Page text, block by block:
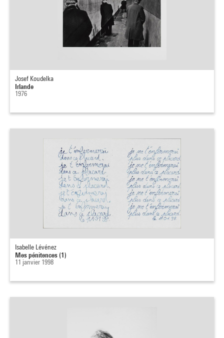
Josef Koudelka
Irlande
1976
Isabelle Lévénez
Mes pénitences (1)
11 janvier 1998